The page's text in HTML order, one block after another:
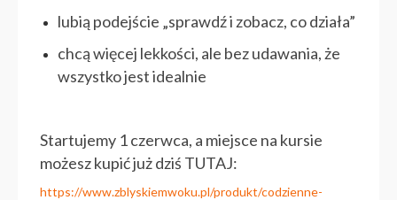
lubią podejście „sprawdź i zobacz, co działa”
chcą więcej lekkości, ale bez udawania, że
wszystko jest idealnie
Startujemy 1 czerwca, a miejsce na kursie
możesz kupić już dziś TUTAJ:
https://www.zblyskiemwoku.pl/produkt/codzienne-